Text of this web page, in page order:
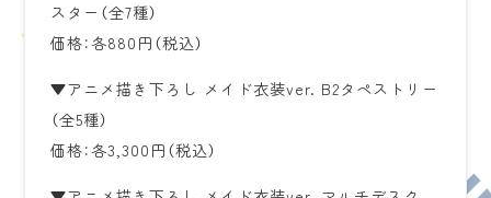
スター（全7種）
価格：各880円（税込）
▼アニメ描き下ろし メイド衣装ver. B2タペストリー
（全5種）
価格：各3,300円（税込）